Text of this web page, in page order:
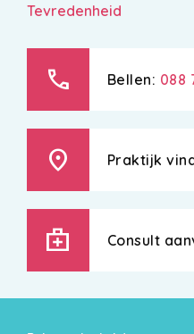
Tevredenheid
call Bellen: 088
location_on Praktijk
medical_services Consult